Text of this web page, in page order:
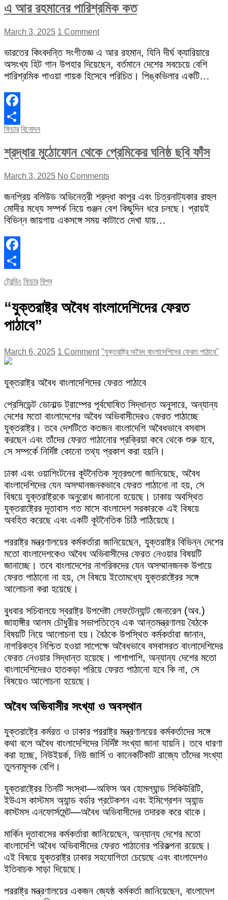
এ আর রহমানের পারিশ্রমিক কত
March 3, 2025 1 Comment
ভারতের কিংবদন্তি সংগীতজ্ঞ এ আর রহমান, যিনি দীর্ঘ ক্যারিয়ারে
অসংখ্য হিট গান উপহার দিয়েছেন, বর্তমানে দেশের সবচেয়ে বেশি
পারিশ্রমিক পাওয়া গায়ক হিসেবে পরিচিত। পিঙ্কভিলার একটি…
Facebook
Share
ফিচার বিনোদন
শ্রদ্ধার মুঠোফোন থেকে প্রেমিকের ঘনিষ্ঠ ছবি ফাঁস
March 3, 2025 No Comments
জনপ্রিয় বলিউড অভিনেত্রী শ্রদ্ধা কাপুর এবং চিত্রনাট্যকার রাহুল
মোদীর মধ্যে সম্পর্ক নিয়ে গুঞ্জন বেশ কিছুদিন ধরে চলছে। প্রায়ই
বিভিন্ন জায়গায় একসঙ্গে সময় কাটাতে দেখা যায়…
Facebook
Share
ট্রেন্ডিং ফিচার বিশ্ব
“যুক্তরাষ্ট্র অবৈধ বাংলাদেশিদের ফেরত
পাঠাবে”
March 6, 2025 1 Comment "যুক্তরাষ্ট্র অবৈধ বাংলাদেশিদের ফেরত পাঠাবে"
যুক্তরাষ্ট্র অবৈধ বাংলাদেশিদের ফেরত পাঠাবে
প্রেসিডেন্ট ডোনাল্ড ট্রাম্পের পূর্বঘোষিত সিদ্ধান্ত অনুসারে, অন্যান্য
দেশের মতো বাংলাদেশের অবৈধ অভিবাসীদেরও ফেরত পাঠাচ্ছে
যুক্তরাষ্ট্র। তবে দেশটিতে কতজন বাংলাদেশি অবৈধভাবে বসবাস
করছেন এবং তাঁদের ফেরত পাঠানোর প্রক্রিয়া কবে থেকে শুরু হবে,
সে সম্পর্কে নির্দিষ্ট কোনো তথ্য প্রকাশ করা হয়নি।
ঢাকা এবং ওয়াশিংটনের কূটনৈতিক সূত্রগুলো জানিয়েছে, অবৈধ
বাংলাদেশিদের যেন অসম্মানজনকভাবে ফেরত পাঠানো না হয়, সে
বিষয়ে যুক্তরাষ্ট্রকে অনুরোধ জানানো হয়েছে। ঢাকায় অবস্থিত
যুক্তরাষ্ট্রের দূতাবাস গত মাসে বাংলাদেশ সরকারকে এই বিষয়ে
অবহিত করেছে এবং একটি কূটনৈতিক চিঠি পাঠিয়েছে।
পররাষ্ট্র মন্ত্রণালয়ের কর্মকর্তারা জানিয়েছেন, যুক্তরাষ্ট্র বিভিন্ন দেশের
মতো বাংলাদেশকেও অবৈধ অভিবাসীদের ফেরত নেওয়ার বিষয়টি
জানাচ্ছে। তবে বাংলাদেশের নাগরিকদের যেন অসম্মানজনক উপায়ে
ফেরত পাঠানো না হয়, সে বিষয়ে ইতোমধ্যে যুক্তরাষ্ট্রের সঙ্গে
আলোচনা করা হয়েছে।
বুধবার সচিবালয়ে স্বরাষ্ট্র উপদেষ্টা লেফটেন্যান্ট জেনারেল (অব.)
জাহাঙ্গীর আলম চৌধুরীর সভাপতিত্বে এক আন্তমন্ত্রণালয় বৈঠকে
বিষয়টি নিয়ে আলোচনা হয়। বৈঠকে উপস্থিত কর্মকর্তারা জানান,
নাগরিকত্ব নিশ্চিত হওয়া সাপেক্ষে অবৈধভাবে বসবাসরত বাংলাদেশিদের
ফেরত নেওয়ার সিদ্ধান্ত হয়েছে। পাশাপাশি, অন্যান্য দেশের মতো
বাংলাদেশিদেরও হাতকড়া পরিয়ে ফেরত পাঠানো হবে কি না, সে
বিষয়েও আলোচনা হয়েছে।
অবৈধ অভিবাসীর সংখ্যা ও অবস্থান
যুক্তরাষ্ট্রে কর্মরত ও ঢাকার পররাষ্ট্র মন্ত্রণালয়ের কর্মকর্তাদের সঙ্গে
কথা বলে অবৈধ বাংলাদেশিদের নির্দিষ্ট সংখ্যা জানা যায়নি। তবে ধারণা
করা হচ্ছে, নিউইয়র্ক, নিউ জার্সি ও কানেকটিকাট রাজ্যে তাঁদের সংখ্যা
তুলনামূলক বেশি।
যুক্তরাষ্ট্রের তিনটি সংস্থা—অফিস অব হোমল্যান্ড সিকিউরিটি,
ইউএস কাস্টমস অ্যান্ড বর্ডার প্রটেকশন এবং ইমিগ্রেশন অ্যান্ড
কাস্টমস এনফোর্সমেন্ট—অবৈধ অভিবাসীদের তদারক করে থাকে।
মার্কিন দূতাবাসের কর্মকর্তারা জানিয়েছেন, অন্যান্য দেশের মতো
বাংলাদেশি অবৈধ অভিবাসীদের ফেরত পাঠানোর পরিকল্পনা রয়েছে।
এই বিষয়ে যুক্তরাষ্ট্র ঢাকার সহযোগিতা চেয়েছে এবং বাংলাদেশও
ইতিবাচক সাড়া দিয়েছে।
পররাষ্ট্র মন্ত্রণালয়ের একজন জ্যেষ্ঠ কর্মকর্তা জানিয়েছেন, বাংলাদেশ